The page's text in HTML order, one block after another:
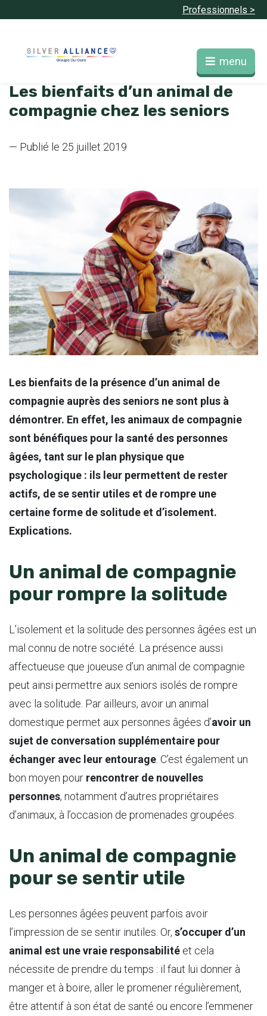
Professionnels >
menu
Les bienfaits d’un animal de
compagnie chez les seniors
— Publié le 25 juillet 2019
Les bienfaits de la présence d’un animal de
compagnie auprès des seniors ne sont plus à
démontrer. En effet, les animaux de compagnie
sont bénéfiques pour la santé des personnes
âgées, tant sur le plan physique que
psychologique : ils leur permettent de rester
actifs, de se sentir utiles et de rompre une
certaine forme de solitude et d’isolement.
Explications.
Un animal de compagnie
pour rompre la solitude
L’isolement et la solitude des personnes âgées est un
mal connu de notre société. La présence aussi
affectueuse que joueuse d’un animal de compagnie
peut ainsi permettre aux seniors isolés de rompre
avec la solitude. Par ailleurs, avoir un animal
domestique permet aux personnes âgées d’avoir un
sujet de conversation supplémentaire pour
échanger avec leur entourage . C’est également un
bon moyen pour rencontrer de nouvelles
personnes, notamment d’autres propriétaires
d’animaux, à l’occasion de promenades groupées.
Un animal de compagnie
pour se sentir utile
Les personnes âgées peuvent parfois avoir
l’impression de se sentir inutiles. Or, s’occuper d’un
animal est une vraie responsabilité et cela
nécessite de prendre du temps : il faut lui donner à
manger et à boire, aller le promener régulièrement,
être attentif à son état de santé ou encore l’emmener